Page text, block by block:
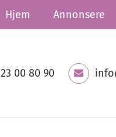
Hjem Annonsere
23 00 80 90